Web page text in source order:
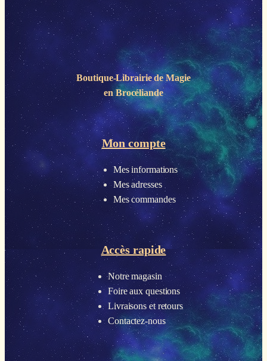
Boutique-Librairie deMagie
en Brocéliande
Mon compte
Mes informations
Mes adresses
Mes commandes
Accès rapide
Notre magasin
Foire aux questions
Livraisons et retours
Contactez-nous